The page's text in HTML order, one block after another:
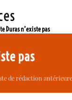
Duras n’existe pas
pas
de rédaction